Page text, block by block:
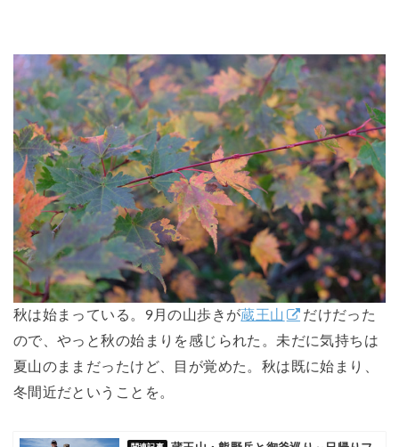
秋は始まっている。9月の山歩きが蔵王山
だけだった
ので、やっと秋の始まりを感じられた。未だに気持ちは
夏山のままだったけど、目が覚めた。秋は既に始まり、
冬間近だということを。